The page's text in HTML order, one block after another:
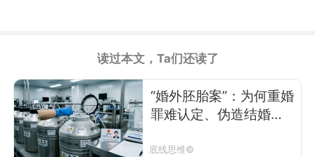
读过本文，Ta们还读了
“婚外胚胎案”：为何重婚
罪难认定、伪造结婚证
底线思维©